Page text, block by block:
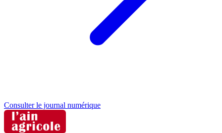
Consulter le journal numérique